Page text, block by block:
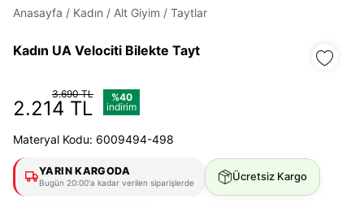
Anasayfa / Kadın / Alt Giyim / Taytlar
Kadın UA Velociti Bilekte Tayt
3.690 TL
2.214 TL
%40
indirim
Materyal Kodu: 6009494-498
YARIN KARGODA
Bugün 20:00'a kadar verilen siparişlerde Ücretsiz Kargo
Kolay iade ve değişim.
E-posta
Şifre
göster